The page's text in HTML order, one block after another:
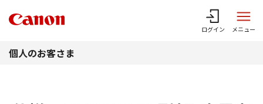
ログイン メニュー
個人のお客さま